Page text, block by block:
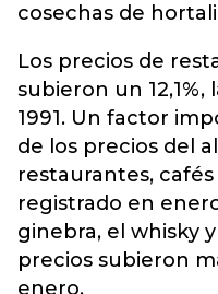
cosechas de
Los precios de
subieron un 12,1%,
1991. Un factor
de los precios del
restaurantes,
registrado en
ginebra, el whisky
precios subieron
enero.